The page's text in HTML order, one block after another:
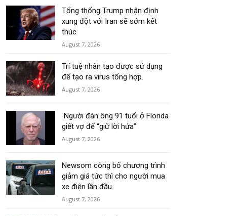
Tổng thống Trump nhận định
xung đột với Iran sẽ sớm kết
thúc
August 7, 2026
Trí tuệ nhân tạo được sử dụng
để tạo ra virus tổng hợp.
August 7, 2026
Người đàn ông 91 tuổi ở Florida
giết vợ để “giữ lời hứa”
August 7, 2026
Newsom công bố chương trình
giảm giá tức thì cho người mua
xe điện lần đầu.
August 7, 2026